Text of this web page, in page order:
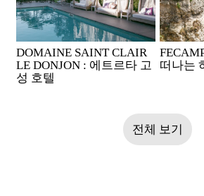
DOMAINE SAINT CLAIR
LE DONJON : 에트르타 고
성 호텔
FECAMP : 에트르타에서
떠나는
전체 보기